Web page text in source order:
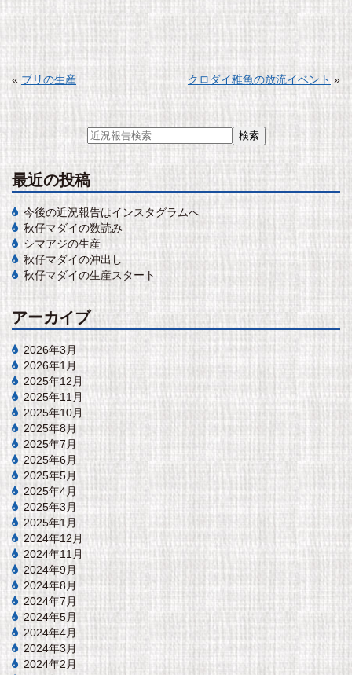
«ブリの生産 クロダイ稚魚の放流イベント »
最近の投稿
今後の近況報告はインスタグラムへ
秋仔マダイの数読み
シマアジの生産
秋仔マダイの沖出し
秋仔マダイの生産スタート
アーカイブ
2026年3月
2026年1月
2025年12月
2025年11月
2025年10月
2025年8月
2025年7月
2025年6月
2025年5月
2025年4月
2025年3月
2025年1月
2024年12月
2024年11月
2024年9月
2024年8月
2024年7月
2024年5月
2024年4月
2024年3月
2024年2月